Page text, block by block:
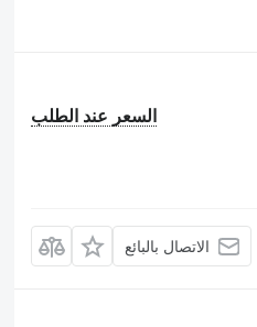
السعر عند الطلب
الاتصال بالبائع